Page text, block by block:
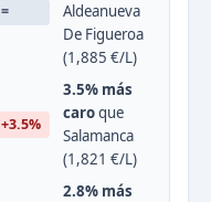
=
Aldeanueva
De Figueroa
(1,885 €/L)
+3.5%
3.5% más
caroque
Salamanca
(1,821 €/L)
2.8% más